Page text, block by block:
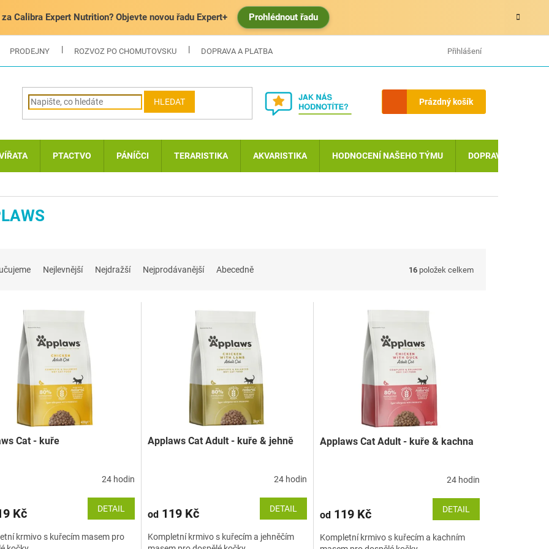
Calibra Expert Nutrition? Objevte novou řadu Expert+ Prohlédnout řadu
PRODEJNY ROZVOZ PO CHOMUTOVSKU DOPRAVA A PLATBA MOJE OBJEDNÁVKA
Přihlášení
HLEDAT
Nákupní
košík
Prázdný košík
PTACTVO PÁNÍČCI TERARISTIKA AKVARISTIKA HODNOCENÍ NAŠEHO TÝMU DOPRAVA A PLATBA
Nejlevnější Nejdražší Nejprodávanější Abecedně 16 položek celkem
Cat - kuře
24 hodin
Kč DETAIL
krmivo s kuřecím masem pro
Applaws Cat Adult - kuře & jehně
24 hodin
od119 Kč DETAIL
Kompletní krmivo s kuřecím a jehněčím
Applaws Cat Adult - kuře & kachna
24 hodin
od119 Kč DETAIL
Kompletní krmivo s kuřecím a kachním